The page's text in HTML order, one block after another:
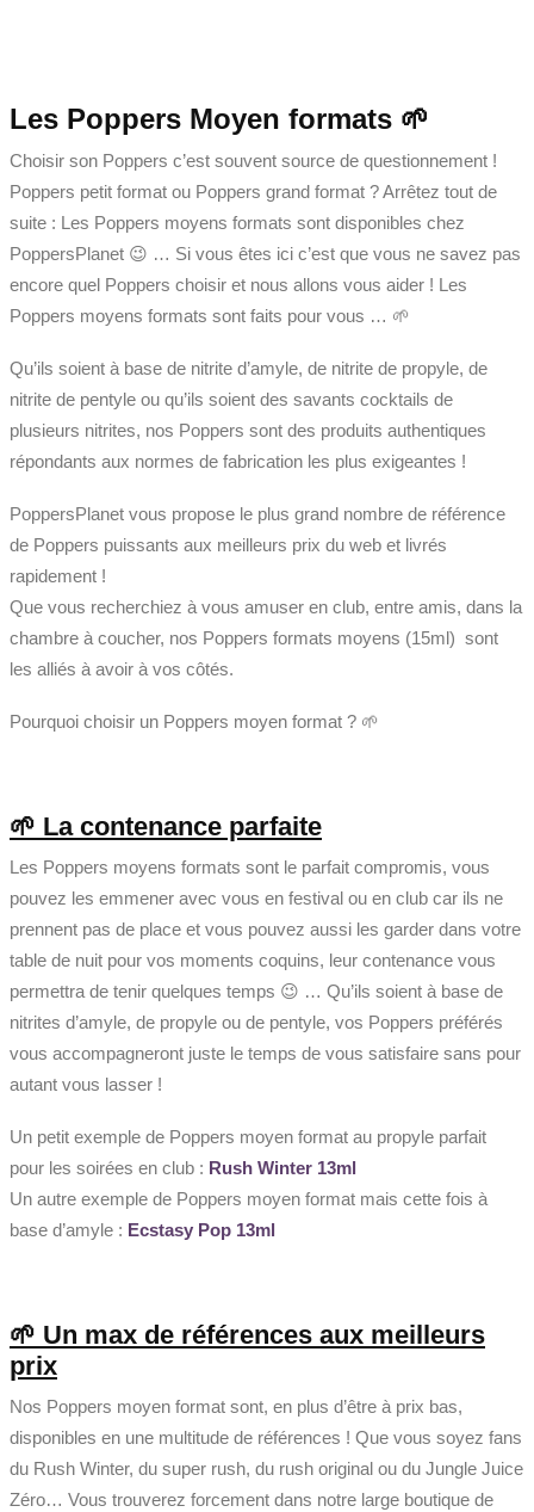
8,90€.
Les Poppers Moyen formats 🌱
Choisir son Poppers c’est souvent source de questionnement !
Poppers petit format ou Poppers grand format ? Arrêtez tout de
suite : Les Poppers moyens formats sont disponibles chez
PoppersPlanet 😉 … Si vous êtes ici c’est que vous ne savez pas
encore quel Poppers choisir et nous allons vous aider ! Les
Poppers moyens formats sont faits pour vous … 🌱
Qu’ils soient à base de nitrite d’amyle, de nitrite de propyle, de
nitrite de pentyle ou qu’ils soient des savants cocktails de
plusieurs nitrites, nos Poppers sont des produits authentiques
répondants aux normes de fabrication les plus exigeantes !
PoppersPlanet vous propose le plus grand nombre de référence
de Poppers puissants aux meilleurs prix du web et livrés
rapidement !
Que vous recherchiez à vous amuser en club, entre amis, dans la
chambre à coucher, nos Poppers formats moyens (15ml) sont
les alliés à avoir à vos côtés.
Pourquoi choisir un Poppers moyen format ? 🌱
🌱 La contenance parfaite
Les Poppers moyens formats sont le parfait compromis, vous
pouvez les emmener avec vous en festival ou en club car ils ne
prennent pas de place et vous pouvez aussi les garder dans votre
table de nuit pour vos moments coquins, leur contenance vous
permettra de tenir quelques temps 😉 … Qu’ils soient à base de
nitrites d’amyle, de propyle ou de pentyle, vos Poppers préférés
vous accompagneront juste le temps de vous satisfaire sans pour
autant vous lasser !
Un petit exemple de Poppers moyen format au propyle parfait
pour les soirées en club : Rush Winter 13ml
Un autre exemple de Poppers moyen format mais cette fois à
base d’amyle : Ecstasy Pop 13ml
🌱 Un max de références aux meilleurs
prix
Nos Poppers moyen format sont, en plus d’être à prix bas,
disponibles en une multitude de références ! Que vous soyez fans
du Rush Winter, du super rush, du rush original ou du Jungle Juice
Zéro… Vous trouverez forcement dans notre large boutique de